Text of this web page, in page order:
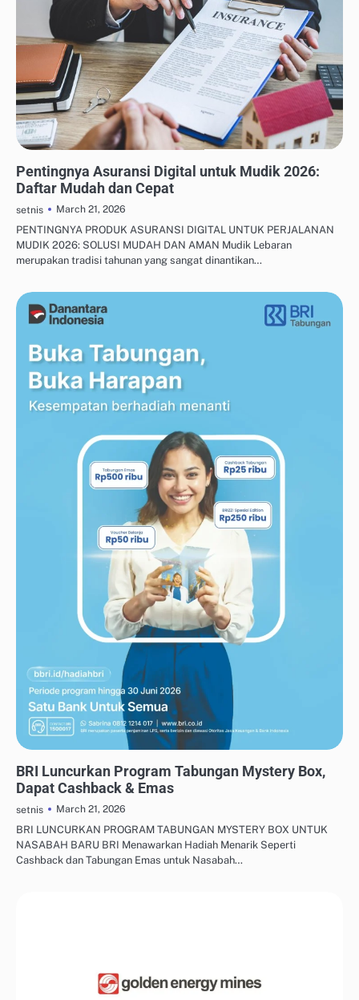
Pentingnya Asuransi Digital untuk Mudik 2026:
Daftar Mudah dan Cepat
setnis
March 21, 2026
PENTINGNYA PRODUK ASURANSI DIGITAL UNTUK PERJALANAN
MUDIK 2026: SOLUSI MUDAH DAN AMAN Mudik Lebaran
merupakan tradisi tahunan yang sangat dinantikan…
BRI Luncurkan Program Tabungan Mystery Box,
Dapat Cashback & Emas
setnis
March 21, 2026
BRI LUNCURKAN PROGRAM TABUNGAN MYSTERY BOX UNTUK
NASABAH BARU BRI Menawarkan Hadiah Menarik Seperti
Cashback dan Tabungan Emas untuk Nasabah…